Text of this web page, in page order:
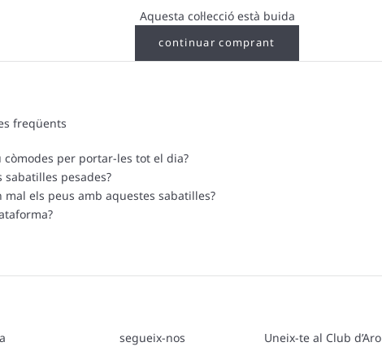
Aquesta col·lecció està buida
continuar comprant
freqüents
còmodes per portar-les tot el dia?
sabatilles pesades?
mal els peus amb aquestes sabatilles?
segueix-nos Uneix-te al Club d’Aro